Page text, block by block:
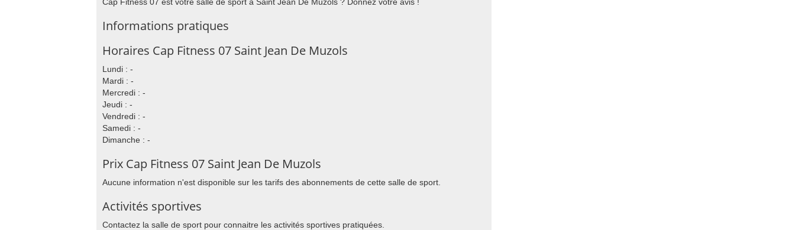
Informations pratiques
Horaires Cap Fitness 07 Saint Jean De Muzols
Lundi : -
Mardi : -
Mercredi : -
Jeudi : -
Vendredi : -
Samedi : -
Dimanche : -
Prix Cap Fitness 07 Saint Jean De Muzols
Aucune information n'est disponible sur les tarifs des abonnements de cette salle de sport.
Activités sportives
Contactez la salle de sport pour connaitre les activités sportives pratiquées.